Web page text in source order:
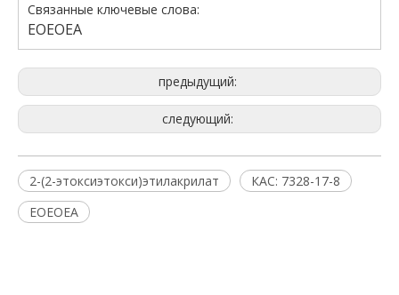
Связанные ключевые слова:
EOEOEA
предыдущий:
следующий:
2-(2-этоксиэтокси)этилакрилат
КАС: 7328-17-8
EOEOEA